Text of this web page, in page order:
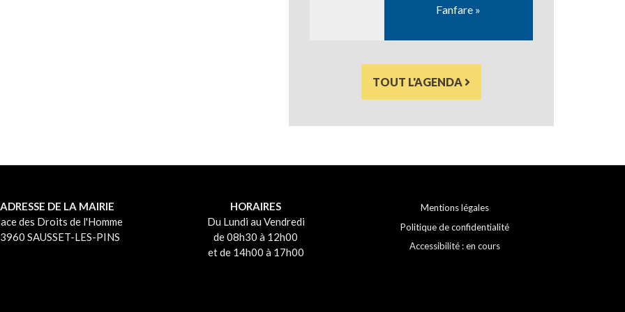
Fanfare »
TOUT L'AGENDA
ADRESSE DE LA MAIRIE
des Droits de l'Homme
SAUSSET-LES-PINS
HORAIRES
Du Lundi au Vendredi
de 08h30 à 12h00
et de 14h00 à 17h00
Mentions légales
Politique de confidentialité
Accessibilité : en cours